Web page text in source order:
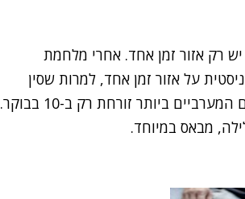
רק אזור זמן אחד. אחרי מלחמת
על אזור זמן אחד, למרות שסין
חולשת על 5 אזורים זמן. כתוצאה מזאת השמש באזורים המערביים ביותר זורחת רק ב-10 בבוקר.
מבאס במיוחד.